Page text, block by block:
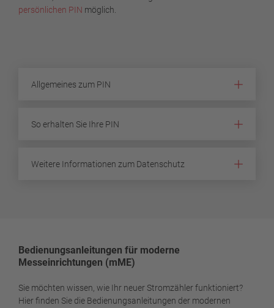
persönlichen PIN möglich.
Allgemeines zum PIN
So erhalten Sie Ihre PIN
Weitere Informationen zum Datenschutz
Bedienungsanleitungen für moderne
Messeinrichtungen (mME)
Sie möchten wissen, wie Ihr neuer Stromzähler funktioniert?
Hier finden Sie die Bedienungsanleitungen der modernen